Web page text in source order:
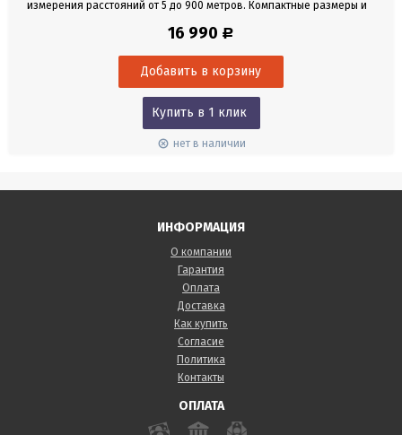
измерения расстояний от 5 до 900 метров. Компактные размеры и
угол до измеряемого объекта, но и вычисляет горизонтальное и
16 990 Р
Купить в 1 клик
нет в наличии
ИНФОРМАЦИЯ
О компании
Гарантия
Оплата
Доставка
Как купить
Согласие
Политика
Контакты
ОПЛАТА